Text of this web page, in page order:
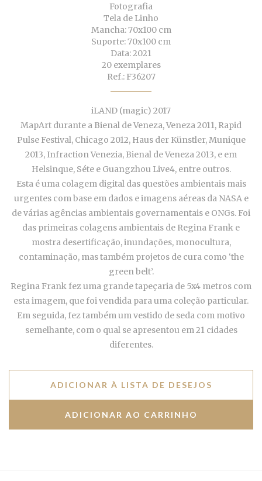
Fotografia
Tela de Linho
Mancha: 70x100 cm
Suporte: 70x100 cm
Data: 2021
20 exemplares
Ref.: F36207
iLAND (magic) 2017
MapArt durante a Bienal de Veneza, Veneza 2011, Rapid
Pulse Festival, Chicago 2012, Haus der Künstler, Munique
2013, Infraction Venezia, Bienal de Veneza 2013, e em
Helsinque, Séte e Guangzhou Live4, entre outros.
Esta é uma colagem digital das questões ambientais mais
urgentes com base em dados e imagens aéreas da NASA e
de várias agências ambientais governamentais e ONGs. Foi
das primeiras colagens ambientais de Regina Frank e
mostra desertificação, inundações, monocultura,
contaminação, mas também projetos de cura como ‘the
green belt’.
Regina Frank fez uma grande tapeçaria de 5x4 metros com
esta imagem, que foi vendida para uma coleção particular.
Em seguida, fez também um vestido de seda com motivo
semelhante, com o qual se apresentou em 21 cidades
diferentes.
ADICIONAR À LISTA DE DESEJOS